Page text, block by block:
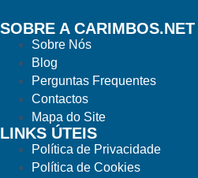
SOBRE A CARIMBOS.NET
Sobre Nós
Blog
Perguntas Frequentes
Contactos
Mapa do Site
LINKS ÚTEIS
Política de Privacidade
Política de Cookies